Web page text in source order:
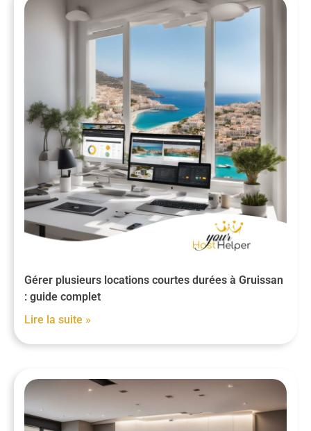
Gérer plusieurs locations courtes durées à Gruissan
: guide complet
Lire la suite »